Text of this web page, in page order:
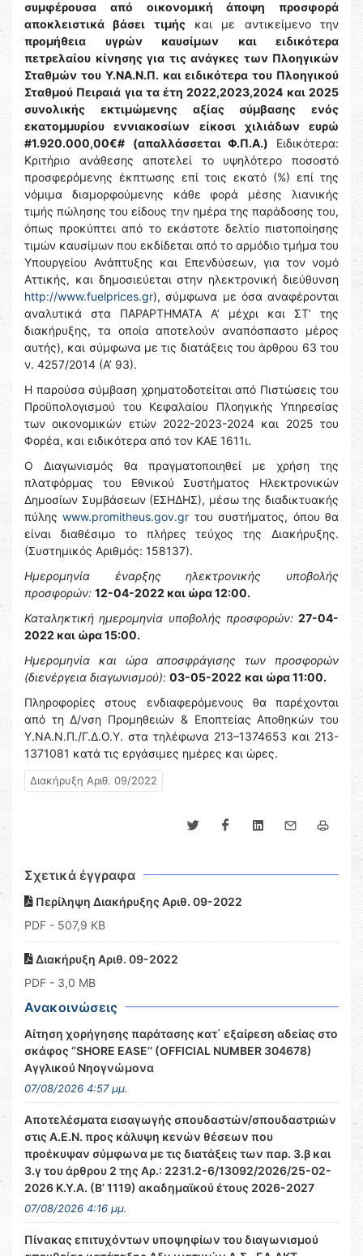
συμφέρουσα από οικονομική άποψη προσφορά
αποκλειστικά βάσει τιμήςκαι με αντικείμενο την
προμήθεια υγρών καυσίμων και ειδικότερα
πετρελαίου κίνησης για τις ανάγκες των Πλοηγικών
Σταθμών του Υ.ΝΑ.Ν.Π. και ειδικότερα του Πλοηγικού
Σταθμού Πειραιά για τα έτη 2022,2023,2024 και 2025
συνολικής εκτιμώμενης αξίας σύμβασης ενός
εκατομμυρίου εννιακοσίων είκοσι χιλιάδων ευρώ
#1.920.000,00€#
(απαλλάσσεται Φ.Π.Α.) Ειδικότερα:
Κριτήριο ανάθεσης αποτελεί το υψηλότερο ποσοστό
προσφερόμενης έκπτωσης επί τοις εκατό (%) επί της
νόμιμα διαμορφούμενης κάθε φορά μέσης λιανικής
τιμής πώλησης του είδους την ημέρα της παράδοσης του,
όπως προκύπτει από το εκάστοτε δελτίο πιστοποίησης
τιμών καυσίμων που εκδίδεται από το αρμόδιο τμήμα του
Υπουργείου Ανάπτυξης και Επενδύσεων, για τον νομό
Αττικής, και δημοσιεύεται στην ηλεκτρονική διεύθυνση
http://www.fuelprices.gr), σύμφωνα με όσα αναφέρονται
αναλυτικά στα ΠΑΡΑΡΤΗΜΑΤΑ Α’ μέχρι και ΣΤ’ της
διακήρυξης, τα οποία αποτελούν αναπόσπαστο μέρος
αυτής), και σύμφωνα με τις διατάξεις του άρθρου 63 του
ν. 4257/2014 (Α’ 93).
Η παρούσα σύμβαση χρηματοδοτείται από Πιστώσεις του
Προϋπολογισμού του Κεφαλαίου Πλοηγικής Υπηρεσίας
των οικονομικών ετών 2022-2023-2024 και 2025 του
Φορέα, και ειδικότερα από τον ΚΑΕ 1611ι.
Ο Διαγωνισμός θα πραγματοποιηθεί με χρήση της
πλατφόρμας του Εθνικού Συστήματος Ηλεκτρονικών
Δημοσίων Συμβάσεων (ΕΣΗΔΗΣ), μέσω της διαδικτυακής
πύληςwww.promitheus.gov.gr του συστήματος, όπου θα
είναι διαθέσιμο το πλήρες τεύχος της Διακήρυξης.
(Συστημικός Αριθμός: 158137).
Ημερομηνία έναρξης ηλεκτρονικής υποβολής
προσφορών: 12-04-2022 και ώρα 12:00.
Καταληκτική ημερομηνία υποβολής προσφορών: 27-04-
2022 και ώρα 15:00.
Ημερομηνία και ώρα αποσφράγισης των προσφορών
(διενέργεια διαγωνισμού): 03-05-2022 και ώρα 11:00.
Πληροφορίες στους ενδιαφερόμενους θα παρέχονται
από τη Δ/νση Προμηθειών & Εποπτείας Αποθηκών του
Υ.ΝΑ.Ν.Π./Γ.Δ.Ο.Υ. στα τηλέφωνα 213–1374653 και 213-
1371081 κατά τις εργάσιμες ημέρες και ώρες.
Διακήρυξη Αριθ. 09/2022
Σχετικά έγγραφα
Περίληψη Διακήρυξης Αριθ. 09-2022
PDF - 507,9 KB
Διακήρυξη Αριθ. 09-2022
PDF - 3,0 MB
Ανακοινώσεις
Αίτηση χορήγησης παράτασης κατ΄ εξαίρεση αδείας στο
σκάφος ‘’SHORE EASE’’ (OFFICIAL NUMBER 304678)
Αγγλικού Νηογνώμονα
07/08/2026 4:57 μμ.
Αποτελέσματα εισαγωγής σπουδαστών/σπουδαστριών
στις Α.Ε.Ν. προς κάλυψη κενών θέσεων που
προέκυψαν σύμφωνα με τις διατάξεις των παρ. 3.β και
3.γ του άρθρου 2 της Αρ.: 2231.2-6/13092/2026/25-02-
2026 Κ.Υ.Α. (Β’ 1119) ακαδημαϊκού έτους 2026-2027
07/08/2026 4:16 μμ.
Πίνακας επιτυχόντων υποψηφίων του διαγωνισμού